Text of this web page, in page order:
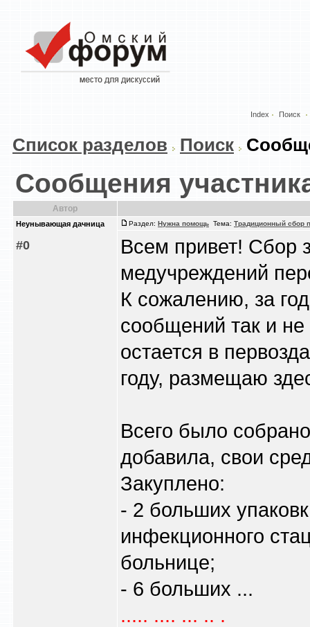
Index Поиск
Список разделов Поиск
Сообщения
Автор
Heyнывaющая дaчницa
#0
Раздел: Нужна помощь Тема: Традиционный сбор
Всем привет! Сбор
медучреждений
К сожалению, за
сообщений так и
остается в
году, размещаю
Всего было
добавила, свои
Закуплено:
- 2 больших
инфекционного
больнице;
- 6 больших ...
..... .... ... .. .